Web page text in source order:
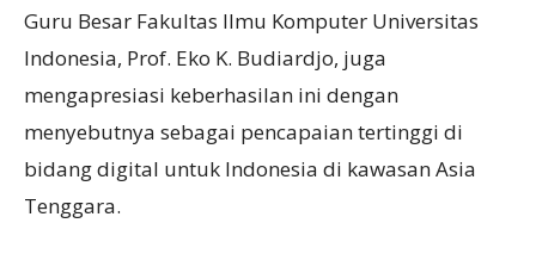
Guru Besar Fakultas Ilmu Komputer Universitas
Indonesia, Prof. Eko K. Budiardjo, juga
mengapresiasi keberhasilan ini dengan
menyebutnya sebagai pencapaian tertinggi di
bidang digital untuk Indonesia di kawasan Asia
Tenggara.